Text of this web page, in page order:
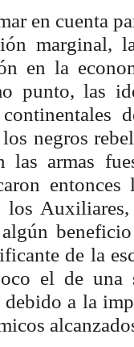
en cuenta
marginal,
en la
punto, las
negros
las armas
los
de la
el de una
debido a la